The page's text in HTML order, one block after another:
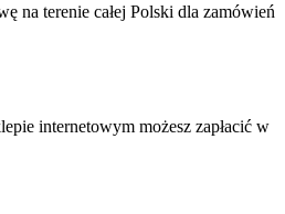
na terenie całej Polski dla zamówień
internetowym możesz zapłacić w